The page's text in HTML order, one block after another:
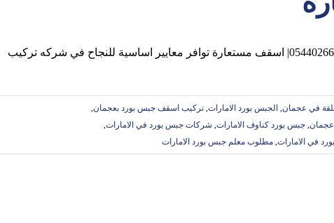
في عجمان, الجبس بورد الامارات, تركيب اسقف جبس بورد بعجمان,
, جبس بورد كناوف الامارات, شركات جبس بورد في الامارات,
في الامارات, مطلوب معلم جبس بورد الامارات